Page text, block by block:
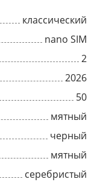
классический
nano SIM
2
2026
50
мятный
черный
мятный
серебристый